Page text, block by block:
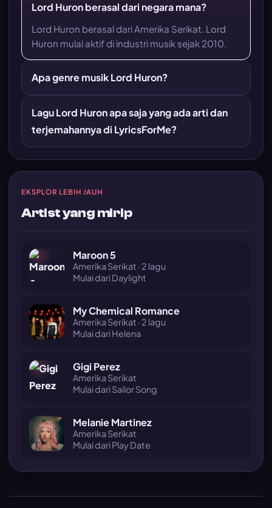
Lord Huron berasal dari negara mana?
Lord Huron berasal dari Amerika Serikat. Lord
Huron mulai aktif di industri musik sejak 2010.
Apa genre musik Lord Huron?
Lagu Lord Huron apa saja yang ada arti dan
terjemahannya di LyricsForMe?
EKSPLOR LEBIH JAUH
Artist yang mirip
Maroon 5
Amerika Serikat · 2 lagu
Mulai dari Daylight
My Chemical Romance
Amerika Serikat · 2 lagu
Mulai dari Helena
Gigi Perez
Amerika Serikat
Mulai dari Sailor Song
Melanie Martinez
Amerika Serikat
Mulai dari Play Date